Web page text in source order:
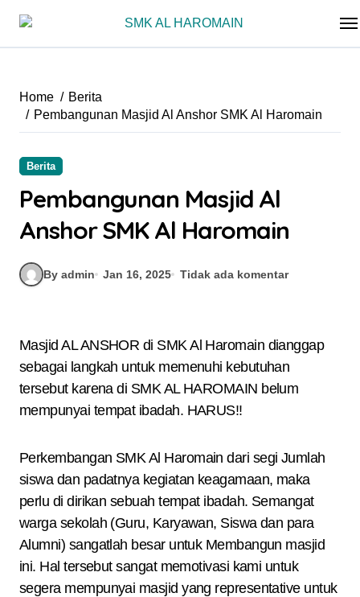
Home
Berita
Pembangunan Masjid Al Anshor SMK Al Haromain
Berita
Pembangunan Masjid Al
Anshor SMK Al Haromain
By admin Jan 16, 2025 Tidak ada komentar
Masjid AL ANSHOR di SMK Al Haromain dianggap
sebagai langkah untuk memenuhi kebutuhan
tersebut karena di SMK AL HAROMAIN belum
mempunyai tempat ibadah. HARUS!!
Perkembangan SMK Al Haromain dari segi Jumlah
siswa dan padatnya kegiatan keagamaan, maka
perlu di dirikan sebuah tempat ibadah. Semangat
warga sekolah (Guru, Karyawan, Siswa dan para
Alumni) sangatlah besar untuk Membangun masjid
ini. Hal tersebut sangat memotivasi kami untuk
segera mempunyai masjid yang representative untuk